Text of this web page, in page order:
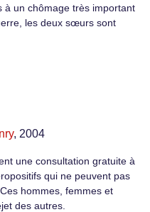
à un chômage très important
les deux sœurs sont
, 2004
une consultation gratuite à
qui ne peuvent pas
hommes, femmes et
des autres.